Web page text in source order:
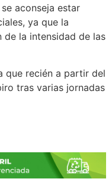
aconseja estar
ya que la
de la intensidad de las
que recién a partir del
tras varias jornadas